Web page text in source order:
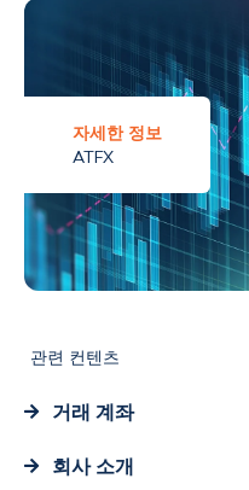
자세한 정보
ATFX
관련 컨텐츠
거래 계좌
회사 소개